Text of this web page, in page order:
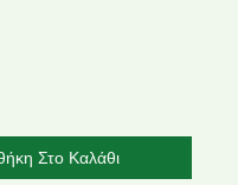
Στο Καλάθι